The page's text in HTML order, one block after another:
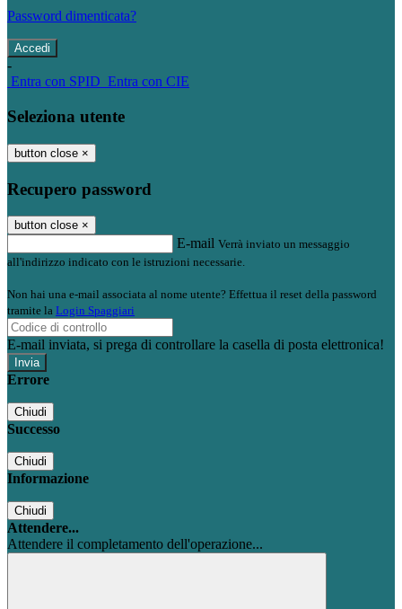
Password dimenticata?
-
Entra con SPID Entra con CIE
Seleziona utente
button close ×
Recupero password
button close ×
E-mail Verrà inviato un messaggio
all'indirizzo indicato con le istruzioni necessarie.
Non hai una e-mail associata al nome utente? Effettua il reset della password
tramite la Login Spaggiari
E-mail inviata, si prega di controllare la casella di posta elettronica!
Errore
Chiudi
Successo
Chiudi
Informazione
Chiudi
Attendere...
Attendere il completamento dell'operazione...